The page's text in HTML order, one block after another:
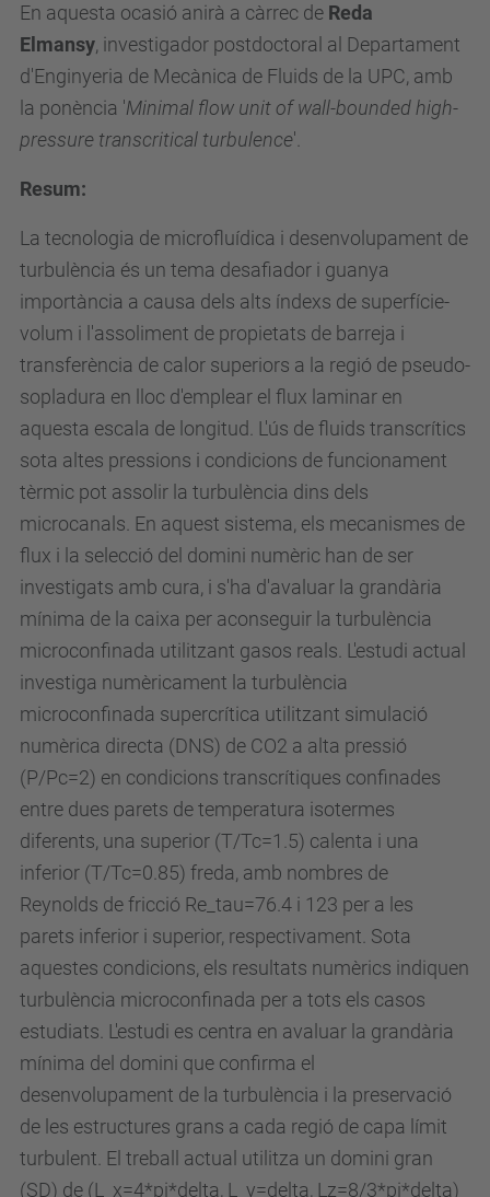
/
c
a
/
e
s
e
v
e
n
i
m
e
n
t
s
/
m
i
n
i
m
a
l
-
f
l
o
w
-
u
n
i
t
-
o
En aquesta ocasió anirà a càrrec de Reda
Elmansy, investigador postdoctoral al Departament
d'Enginyeria de Mecànica de Fluids de la UPC, amb
la ponència 'Minimal flow unit of wall-bounded high-
pressure transcritical turbulence'.
Resum:
La tecnologia de microfluídica i desenvolupament de
turbulència és un tema desafiador i guanya
importància a causa dels alts índexs de superfície-
volum i l'assoliment de propietats de barreja i
transferència de calor superiors a la regió de pseudo-
sopladura en lloc d'emplear el flux laminar en
aquesta escala de longitud. L'ús de fluids transcrítics
sota altes pressions i condicions de funcionament
tèrmic pot assolir la turbulència dins dels
microcanals. En aquest sistema, els mecanismes de
flux i la selecció del domini numèric han de ser
investigats amb cura, i s'ha d'avaluar la grandària
mínima de la caixa per aconseguir la turbulència
microconfinada utilitzant gasos reals. L'estudi actual
investiga numèricament la turbulència
microconfinada supercrítica utilitzant simulació
numèrica directa (DNS) de CO2 a alta pressió
(P/Pc=2) en condicions transcrítiques confinades
entre dues parets de temperatura isotermes
diferents, una superior (T/Tc=1.5) calenta i una
inferior (T/Tc=0.85) freda, amb nombres de
Reynolds de fricció Re_tau=76.4 i 123 per a les
parets inferior i superior, respectivament. Sota
aquestes condicions, els resultats numèrics indiquen
turbulència microconfinada per a tots els casos
estudiats. L'estudi es centra en avaluar la grandària
mínima del domini que confirma el
desenvolupament de la turbulència i la preservació
de les estructures grans a cada regió de capa límit
turbulent. El treball actual utilitza un domini gran
(SD) de (L_x=4*pi*delta, L_y=delta, Lz=8/3*pi*delta)